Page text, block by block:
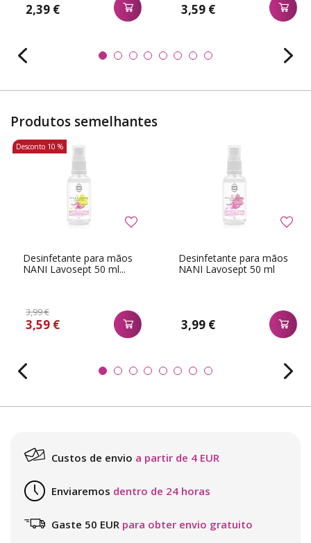
2,39 € 3,59 €
Produtos semelhantes
Desinfetante para mãos
NANI Lavosept 50 ml...
3,99 €
3,59 €
Desconto 10 %
Desinfetante para mãos
NANI Lavosept 50 ml
3,99 €
Custos de envio a partir de 4 EUR
Enviaremos dentro de 24 horas
Gaste 50 EUR para obter envio gratuito